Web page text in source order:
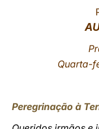
Quarta-
Peregrinação à